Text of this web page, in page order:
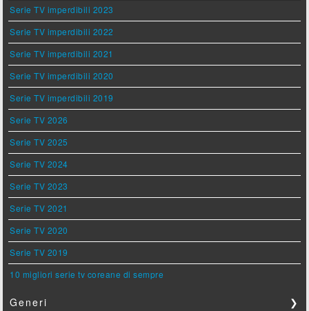
Serie TV imperdibili 2023
Serie TV imperdibili 2022
Serie TV imperdibili 2021
Serie TV imperdibili 2020
Serie TV imperdibili 2019
Serie TV 2026
Serie TV 2025
Serie TV 2024
Serie TV 2023
Serie TV 2021
Serie TV 2020
Serie TV 2019
10 migliori serie tv coreane di sempre
Generi ❯